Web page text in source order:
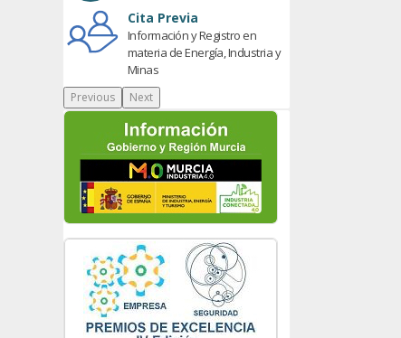
Cita Previa
Información y Registro en
materia de Energía, Industria y
Minas
Previous Next